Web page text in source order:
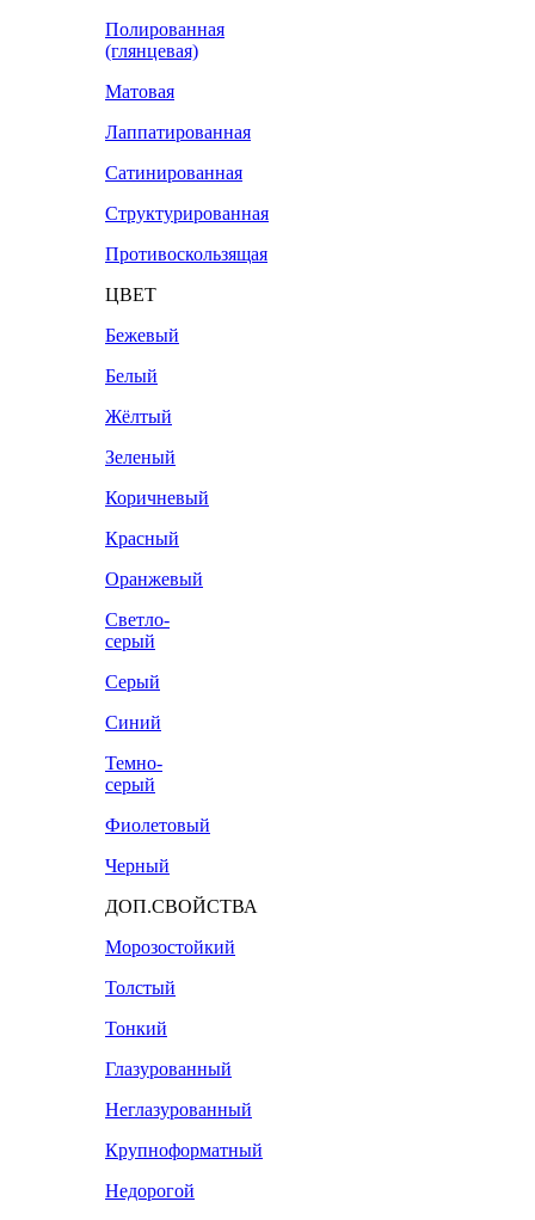
Полированная
(глянцевая)
Матовая
Лаппатированная
Сатинированная
Структурированная
Противоскользящая
ЦВЕТ
Бежевый
Белый
Жёлтый
Зеленый
Коричневый
Красный
Оранжевый
Светло-
серый
Серый
Синий
Темно-
серый
Фиолетовый
Черный
ДОП.СВОЙСТВА
Морозостойкий
Толстый
Тонкий
Глазурованный
Неглазурованный
Крупноформатный
Недорогой